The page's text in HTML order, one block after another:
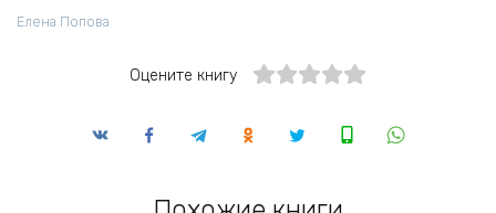
Елена Попова
Оцените книгу